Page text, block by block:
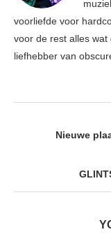
voorliefde voor
voor de rest alles wat
liefhebber van
Nieuwe